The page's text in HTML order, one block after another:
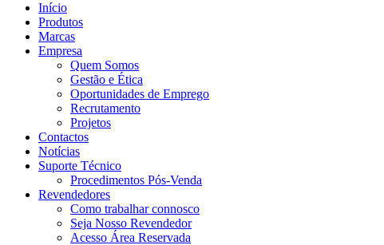
Início
Produtos
Marcas
Empresa
Quem Somos
Gestão e Ética
Oportunidades de Emprego
Recrutamento
Projetos
Contactos
Notícias
Suporte Técnico
Procedimentos Pós-Venda
Revendedores
Como trabalhar connosco
Seja Nosso Revendedor
Acesso Área Reservada